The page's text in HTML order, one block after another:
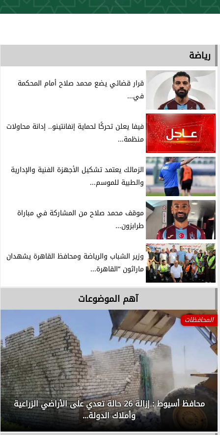
رياضة
قرار قضائي يضع محمد صلاح أمام المحكمة
في...
فيفا يعلن تحركًا لحماية إنفانتينو.. إدانة محاولات
منظمة...
الزمالك يعتمد تشكيل الأجهزة الفنية والإدارية
والطبية للموسم...
موقف محمد صلاح من المشاركة في مباراة
طرابزون...
وزير الشباب والرياضة ومحافظ القاهرة يشهدان
ماراثون “القاهرة...
آهم الموضوعات
المحافظات
محافظ أسيوط : إزالة 26 حالة تعدي على الأراضي الزراعية
وأملاك الدولة...